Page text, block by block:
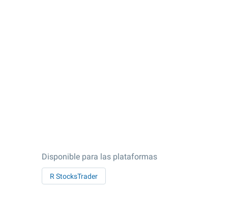
Disponible para las plataformas
R StocksTrader